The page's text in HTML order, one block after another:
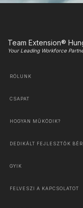
Team Extension®
Your Leading Workforce
RÓLUNK
CSAPAT
HOGYAN MŰKÖDIK?
DEDIKÁLT FEJLESZTŐK
GYIK
FELVESZI A KAPCSOLATOT